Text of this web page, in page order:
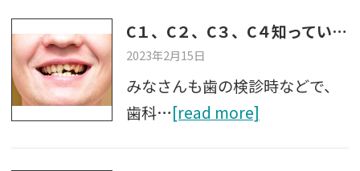
C１、C２、C３、C４知っていますか？？
2023年2月15日
みなさんも歯の検診時などで、
歯科…[read more]